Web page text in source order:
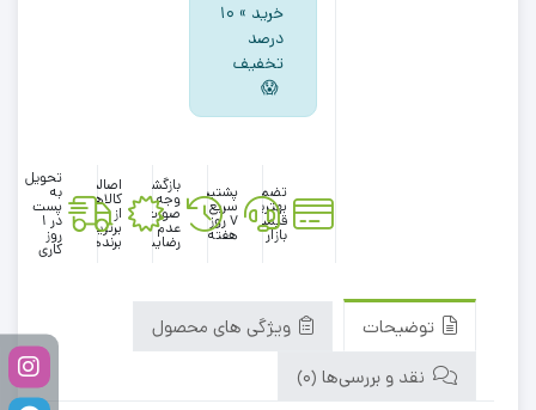
خرید » ۱۰
درصد
تخفیف
😱
تضمین
بهترین
قیمت
بازار
پشتیبانی
سریع در
۷ روز
هفته
بازگشت
وجه در
صورت
عدم
رضایت
اصالت
کالاها
از
برترین
برندها
تحویل
به
پست
در 1
روز
کاری
توضیحات
ویژگی های محصول
نقد و بررسی‌ها (0)